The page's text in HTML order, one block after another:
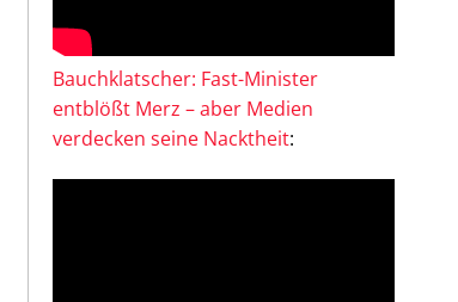
Bauchklatscher: Fast-Minister
entblößt Merz – aber Medien
verdecken seine Nacktheit: